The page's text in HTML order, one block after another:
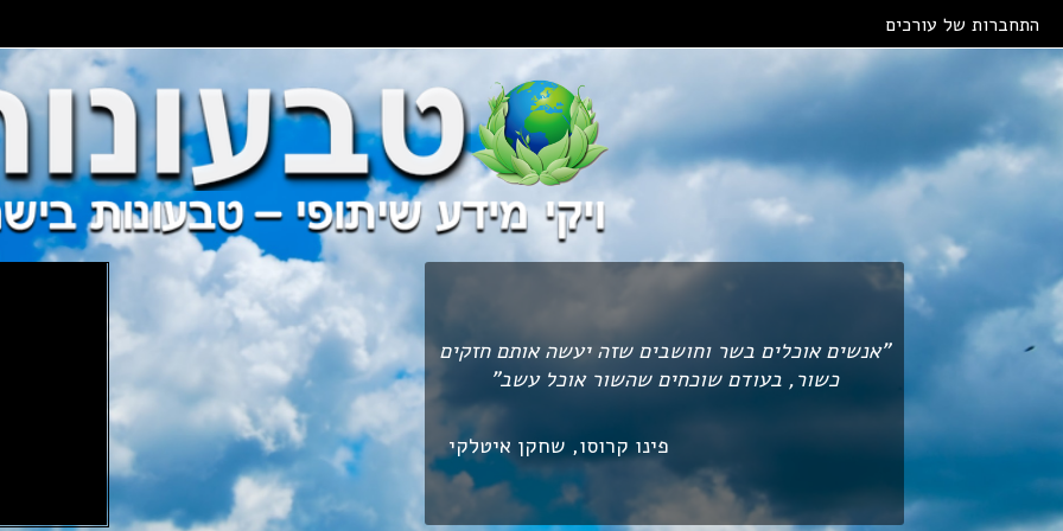
Skip to main content
התחברות של עורכים
"אנשים אוכלים בשר וחושבים שזה יעשה אותם חזקים
כשור, בעודם שוכחים שהשור אוכל עשב"
פינו קרוסו, שחקן איטלקי